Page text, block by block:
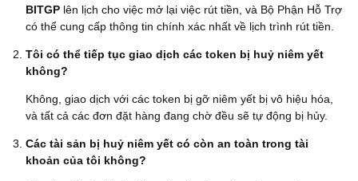
BITGP lên lịch cho việc mở lại việc rút tiền, và Bộ Phận Hỗ Trợ
có thể cung cấp thông tin chính xác nhất về lịch trình rút tiền.
Tôi có thể tiếp tục giao dịch các token bị huỷ niêm yết
không?
Không, giao dịch với các token bị gỡ niêm yết bị vô hiệu hóa,
và tất cả các đơn đặt hàng đang chờ đều sẽ tự động bị hủy.
Các tài sản bị huỷ niêm yết có còn an toàn trong tài
khoản của tôi không?